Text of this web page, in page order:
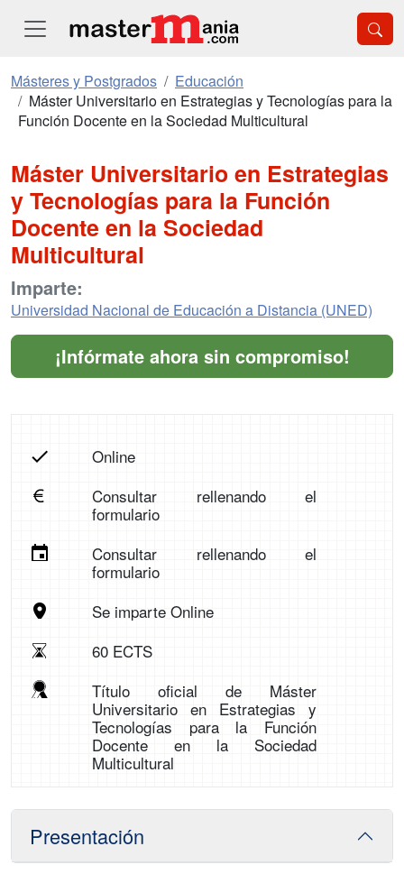
Másteres y Postgrados
Educación
Máster Universitario en Estrategias y Tecnologías para la
Función Docente en la Sociedad Multicultural
Máster Universitario en Estrategias
y Tecnologías para la Función
Docente en la Sociedad
Multicultural
Imparte:
Universidad Nacional de Educación a Distancia (UNED)
¡Infórmate ahora sin compromiso!
Online
Consultar rellenando el
formulario
Consultar rellenando el
formulario
Se imparte Online
60 ECTS
Título oficial de Máster
Universitario en Estrategias y
Tecnologías para la Función
Docente en la Sociedad
Multicultural
Presentación